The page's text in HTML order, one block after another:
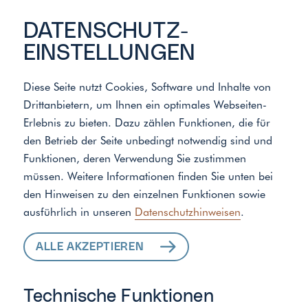
DATENSCHUTZ­
EINSTELLUNGEN
Diese Seite nutzt Cookies, Software und Inhalte von
Drittanbietern, um Ihnen ein optimales Webseiten-
Erlebnis zu bieten. Dazu zählen Funktionen, die für
den Betrieb der Seite unbedingt notwendig sind und
Funktionen, deren Verwendung Sie zustimmen
müssen. Weitere Informationen finden Sie unten bei
den Hinweisen zu den einzelnen Funktionen sowie
ausführlich in unseren Datenschutzhinweisen.
ALLE AKZEPTIEREN
Technische Funktionen
Meister der Elemente
ALLE LEISTUNGEN
FÜR IHR ZUHAUSE